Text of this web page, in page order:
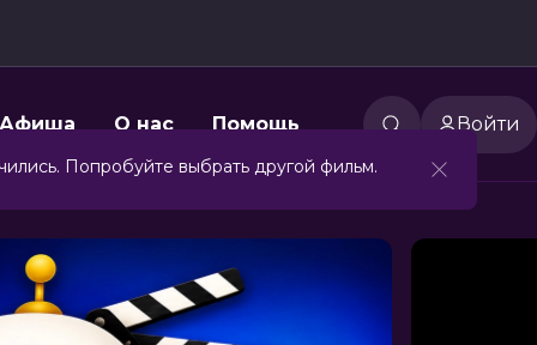
Афиша О нас Помощь Войти
Попробуйте выбрать другой фильм.